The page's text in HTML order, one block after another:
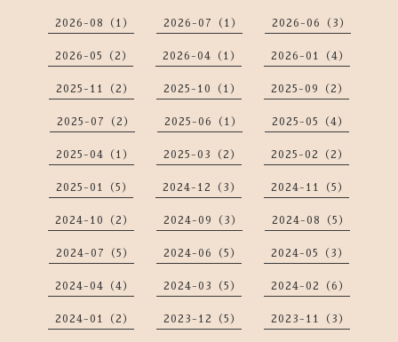
2026-08（1） 2026-07（1） 2026-06（3）
2026-05（2） 2026-04（1） 2026-01（4）
2025-11（2） 2025-10（1） 2025-09（2）
2025-07（2） 2025-06（1） 2025-05（4）
2025-04（1） 2025-03（2） 2025-02（2）
2025-01（5） 2024-12（3） 2024-11（5）
2024-10（2） 2024-09（3） 2024-08（5）
2024-07（5） 2024-06（5） 2024-05（3）
2024-04（4） 2024-03（5） 2024-02（6）
2024-01（2） 2023-12（5） 2023-11（3）